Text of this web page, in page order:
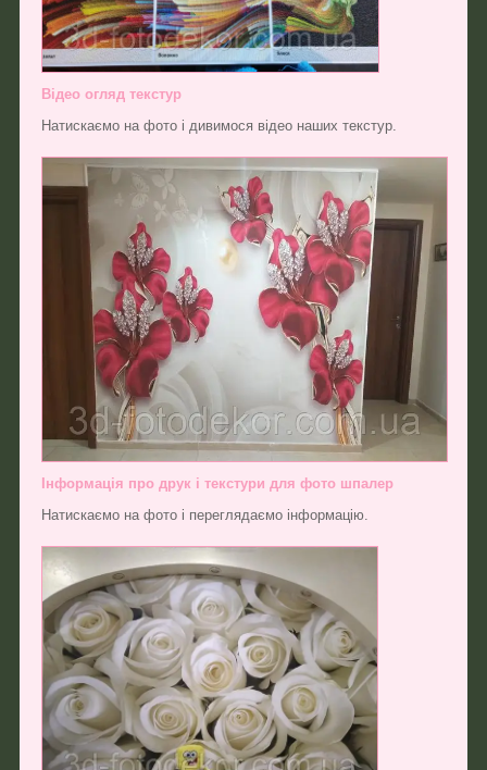
Відео огляд текстур
Натискаємо на фото і дивимося відео наших текстур.
Інформація про друк і текстури для фото шпалер
Натискаємо на фото і переглядаємо інформацію.